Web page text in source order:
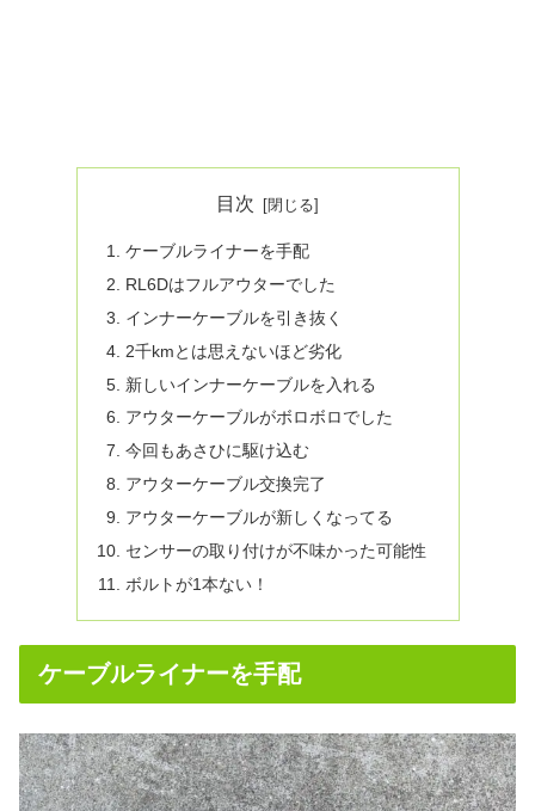
目次
ケーブルライナーを手配
RL6Dはフルアウターでした
インナーケーブルを引き抜く
2千kmとは思えないほど劣化
新しいインナーケーブルを入れる
アウターケーブルがボロボロでした
今回もあさひに駆け込む
アウターケーブル交換完了
アウターケーブルが新しくなってる
センサーの取り付けが不味かった可能性
ボルトが1本ない！
ケーブルライナーを手配